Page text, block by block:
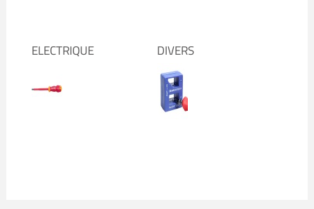
ELECTRIQUE DIVERS